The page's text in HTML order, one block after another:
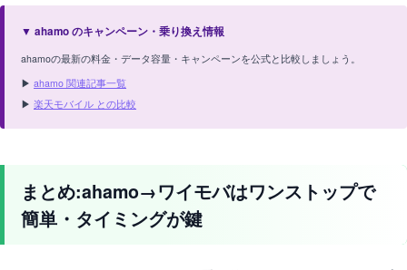
▼ ahamo のキャンペーン・乗り換え情報
ahamoの最新の料金・データ容量・キャンペーンを公式と比較しましょう。
▶ ahamo 関連記事一覧
▶ 楽天モバイル との比較
まとめ:ahamo→ワイモバはワンストップで
簡単・タイミングが鍵